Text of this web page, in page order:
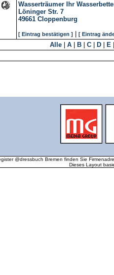
Wasserträumer Ihr
Löninger Str. 7
49661 Cloppenburg
[ Eintrag bestätigen ] [ Eintrag
Alle A B C D E
@dressbuch Bremen finden Sie
Dieses Layout